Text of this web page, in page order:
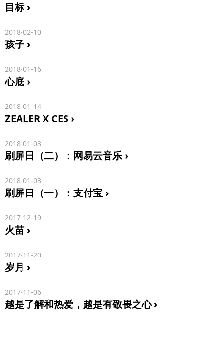
目标
2018-02-10
孩子
2018-01-16
心底
2018-01-14
ZEALER X CES
2018-01-03
刷屏日（二）：网易云音乐
2018-01-03
刷屏日（一）：支付宝
2017-12-19
火苗
2017-11-20
岁月
2017-11-06
越是了解和热爱，越是有敬畏之心